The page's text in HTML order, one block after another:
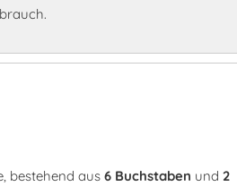
bestehend aus 6 Buchstaben und 2